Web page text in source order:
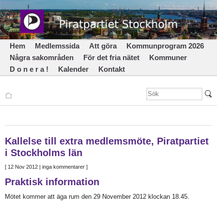
Hem Medlemssida Att göra
Kommunprogram 2026
Några sakområden
För det fria nätet
Kommuner
D o n e r a !
Kalender Kontakt
Kallelse till extra medlemsmöte, Piratpartiet
i Stockholms län
[ 12 Nov 2012 | inga kommentarer ]
Praktisk information
Mötet kommer att äga rum den 29 November 2012 klockan 18.45.